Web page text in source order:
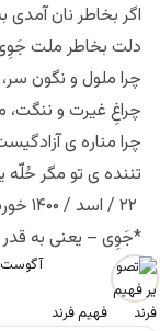
اگر بخاطر نان
دلت بخاطر ملت
چرا ملول و نگون
چراغِ غیرت و ننگت،
چرا مناره ی
تننده ی تو مگر
*جَوِی – یعنی به
فهیم فرند
آگوست 13, 2021